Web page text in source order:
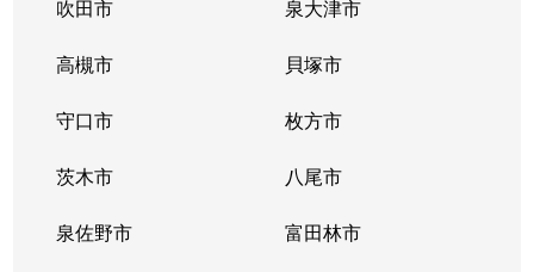
吹田市 泉大津市
高槻市 貝塚市
守口市 枚方市
茨木市 八尾市
泉佐野市 富田林市